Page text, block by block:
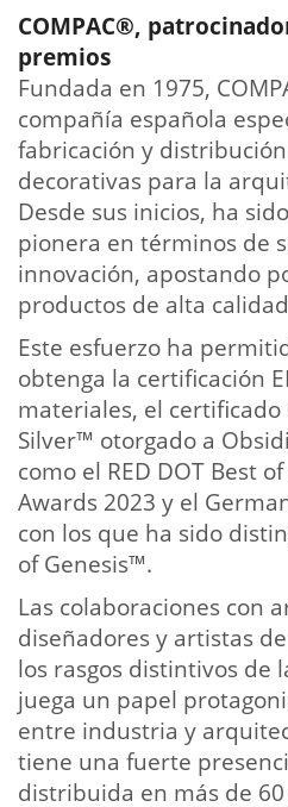
COMPAC®,
premios
Fundada en 1975,
compañía española
fabricación y
decorativas para la
Desde sus inicios, ha
pionera en términos de
innovación, apostando
productos de alta
Este esfuerzo ha
obtenga la certificación
materiales, el certificado
Silver™ otorgado a
como el RED DOT Best
Awards 2023 y el
con los que ha sido
of Genesis™.
Las colaboraciones con
diseñadores y artistas
los rasgos distintivos de
juega un papel
entre industria y
tiene una fuerte
distribuida en más de